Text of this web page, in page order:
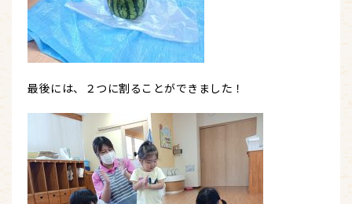
最後には、２つに割ることができました！